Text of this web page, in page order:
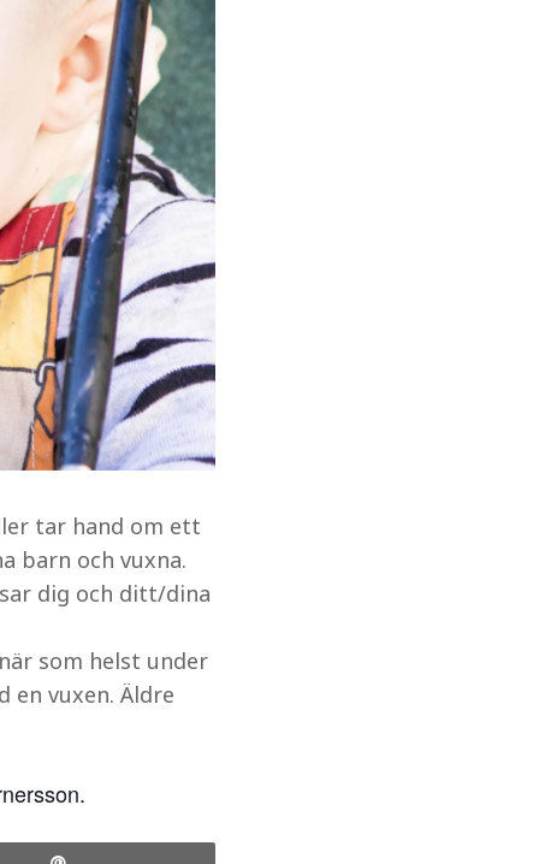
tar hand om ett
barn och vuxna.
dig och ditt/dina
som helst under
en vuxen. Äldre